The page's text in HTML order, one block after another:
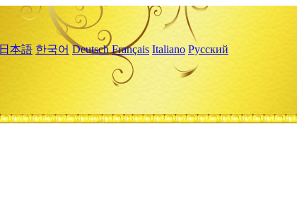
日本語 한국어 Deutsch Français Italiano Русский